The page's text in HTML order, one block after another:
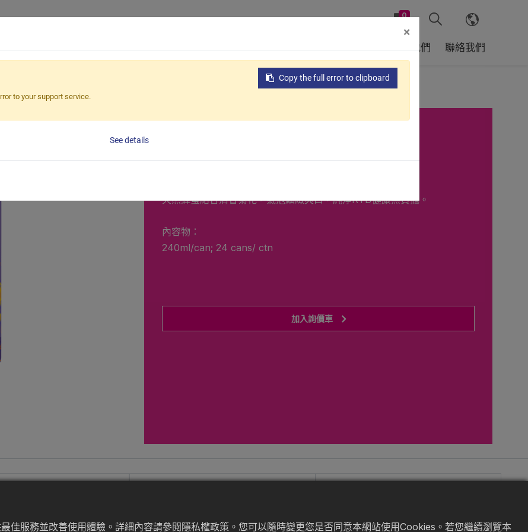
關於我們 聯絡我們
0
天然蜂蜜結合清香菊花，氣泡細緻爽口，純淨RTD健康無負擔。
內容物：
240ml/can; 24 cans/ ctn
加入詢價車
佳服務並改善使用體驗。詳細內容請參閱隱私權政策。您可以隨時變更您是否同意本網站使用Cookies。若您繼續瀏覽本
×
Copy the full error to clipboard
to your support service.
See details